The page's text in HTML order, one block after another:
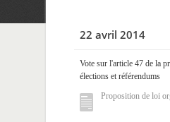
22 avril 2014
Vote sur l'article 47 de la
élections et référendums
Proposition de loi